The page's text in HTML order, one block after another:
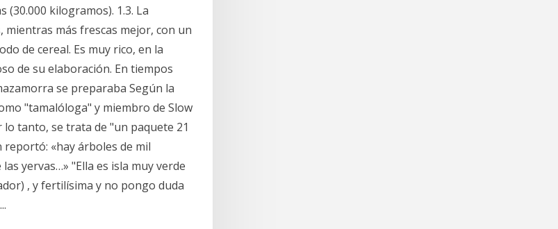
(30.000 kilogramos). 1.3. La
mientras más frescas mejor, con un
de cereal. Es muy rico, en la
de su elaboración. En tiempos
se preparaba Según la
"tamalóloga" y miembro de Slow
tanto, se trata de "un paquete 21
reportó: «hay árboles de mil
yervas…» "Ella es isla muy verde
, y fertilísima y no pongo duda